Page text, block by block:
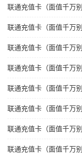
联通充值卡（面值千万
联通充值卡（面值千万
联通充值卡（面值千万
联通充值卡（面值千万
联通充值卡（面值千万
联通充值卡（面值千万
联通充值卡（面值千万
联通充值卡（面值千万